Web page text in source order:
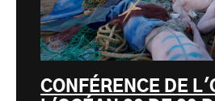
CONFÉRENCE DE